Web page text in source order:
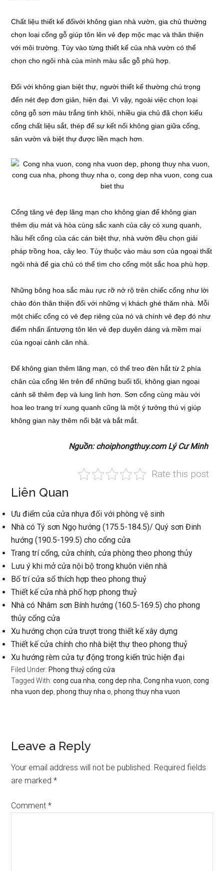
Chất liệu thiết kế đốivới không gian nhà vườn, gia chủ thường
chọn loại cổng gỗ giúp tôn lên vẻ đẹp mộc mạc và thân thiện
với môi trường. Tùy vào từng thiết kế của nhà vườn có thể
chọn cho ngôi nhà của mình màu sắc gỗ phù hợp.
Đối với không gian biệt thự, người thiết kế thường chú trọng
đến nét đẹp đơn giản, hiện đại. Vì vậy, ngoài việc chọn loại
công gỗ sơn màu trắng tinh khôi, nhiều gia chủ đã chọn kiểu
cổng chất liệu sắt, thép để sự kết nối không gian giữa cổng,
sân vườn và biệt thự được liền mạch hơn.
Cổng tăng vẻ đẹp lãng mạn cho không gian để không gian
thêm dịu mát và hòa cùng sắc xanh của cây có xung quanh,
hầu hết cổng của các cán biệt thự, nhà vườn đều chọn giải
pháp trồng hoa, cây leo. Tùy thuộc vào màu sơn của ngoại thất
ngôi nhà để gia chủ có thể tìm cho cổng một sắc hoa phù hợp.
Những bông hoa sắc màu rực rỡ nở rộ trên chiếc cổng như lời
chào đón thân thiện đối với những vị khách ghé thăm nhà. Mỗi
một chiếc cổng có vẻ đẹp riêng của nó và chính vẻ đẹp đó như
điểm nhấn ấntượng tôn lên vẻ đẹp duyên dáng và mềm mại
của ngoại cảnh căn nhà.
Để không gian thêm lãng mạn, có thể treo đèn hắt từ 2 phía
chân của cổng lên trên để những buổi tối, không gian ngoại
cảnh sẽ thêm đẹp và lung linh hơn. Sơn cổng cùng màu với
hoa leo trang trí xung quanh cũng là một ý tưởng thú vị giúp
không gian này thêm nổi bật và bắt mắt.
Nguồn: choiphongthuy.com Lý Cư Minh
Rate this post
Liên Quan
Ưu điểm của cửa nhựa đối với phòng vệ sinh
Nhà có Tý sơn Ngọ hướng (175.5-184.5)/ Quý sơn Đinh
hướng (190.5-199.5) cho cổng cửa
Trang trí cổng, cửa chính, cửa phòng theo phong thủy
Lưu ý khi mở cửa nội bộ trong khuôn viên nhà
Bố trí cửa sổ thích hợp theo phong thuỷ
Thiết kế cửa nhà phố hợp phong thuỷ
Nhà có Nhâm sơn Bính hướng (160.5-169.5) cho phong
thủy cổng cửa
Xu hướng chọn cửa trượt trong thiết kế xây dựng
Thiết kế cửa chính cho nhà biệt thự theo phong thuỷ
Xu hướng rèm cửa tự động trong kiến trúc hiện đại
Filed Under: Phong thuỷ cổng cửa
Tagged With:cong cua nha ,cong dep nha ,Cong nha vuon ,cong
nha vuon dep ,phong thuy nha o ,phong thuy nha vuon
Reader
Interactions
Leave a Reply
Your email address will not be published. Required fields
are marked*
Comment*